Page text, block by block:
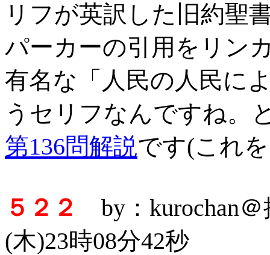
リフが英訳した旧約聖
パーカーの引用をリン
有名な「人民の人民に
うセリフなんですね。
第136問解説です(これ
５２２
by：kurochan
(木)23時08分42秒